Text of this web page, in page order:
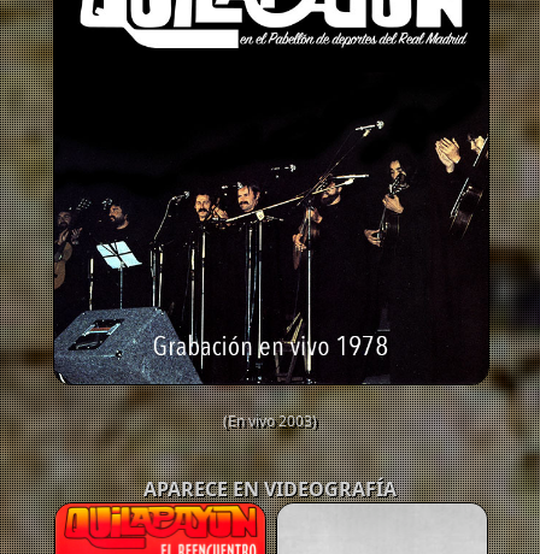
(En vivo 2003)
APARECE EN VIDEOGRAFÍA